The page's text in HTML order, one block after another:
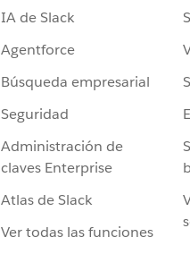
IA de Slack
Agentforce
Búsqueda empresarial
Seguridad
Administración de
claves Enterprise
Atlas de Slack
Ver todas las funciones